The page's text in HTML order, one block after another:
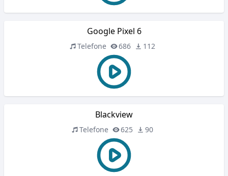
Google Pixel 6
Telefone 686 112
Blackview
Telefone 625 90